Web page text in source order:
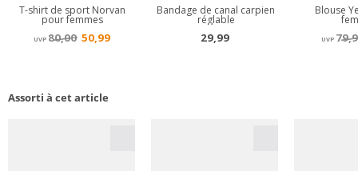
Assorti à cet article